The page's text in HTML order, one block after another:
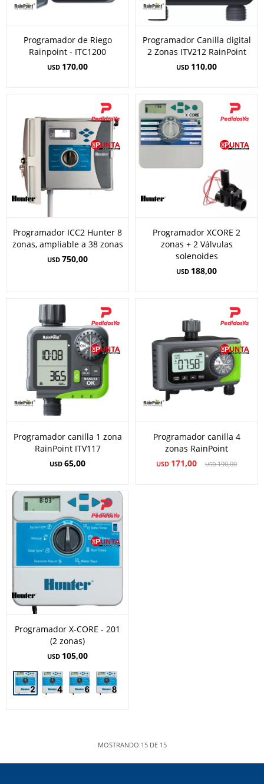
Programador de Riego
Rainpoint - ITC1200
USD 170,00
Programador Canilla digital
2 Zonas ITV212 RainPoint
USD 110,00
Programador ICC2 Hunter 8
zonas, ampliable a 38 zonas
USD 750,00
Programador XCORE 2
zonas + 2 Válvulas
solenoides
USD 188,00
Programador canilla 1 zona
RainPoint ITV117
USD 65,00
Programador canilla 4
zonas RainPoint
USD 171,00 USD190,00
Programador X-CORE - 201
(2 zonas)
USD 105,00
MOSTRANDO 15DE 15